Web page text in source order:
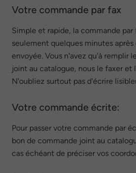
Votre commande par fax
Simple et rapide, la commande
seulement quelques minutes après
envoyée. Vous n'avez qu'à remplir
joint au catalogue, nous le faxer et
N'oubliez surtout pas d'écrire
Votre commande écrite:
Pour passer votre commande par
bon de commande joint au
cas échéant de préciser vos